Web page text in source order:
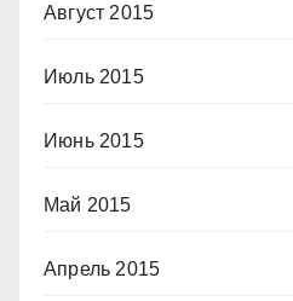
Август 2015
Июль 2015
Июнь 2015
Май 2015
Апрель 2015